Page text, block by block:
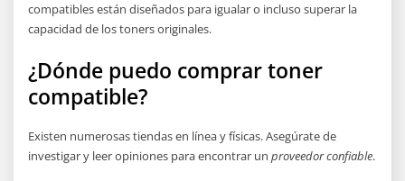
compatibles están diseñados para igualar o incluso superar la
capacidad de los toners originales.
¿Dónde puedo comprar toner
compatible?
Existen numerosas tiendas en línea y físicas. Asegúrate de
investigar y leer opiniones para encontrar unproveedor confiable.